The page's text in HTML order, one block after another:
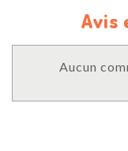
Avis
Aucun